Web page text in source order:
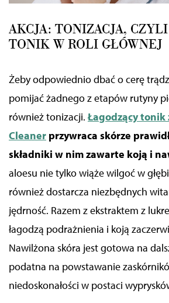
AKCJA: TONIZACJA,
TONIK W ROLI GŁÓWNEJ
Żeby odpowiednio dbać o cerę
pomijać żadnego z etapów rutyny
również tonizacji. Łagodzący tonik
Cleaner przywraca skórze
składniki w nim zawarte koją i
aloesu nie tylko wiąże wilgoć w głębi
również dostarcza niezbędnych
jędrność. Razem z ekstraktem z
łagodzą podrażnienia i koją
Nawilżona skóra jest gotowa na
podatna na powstawanie
niedoskonałości w postaci